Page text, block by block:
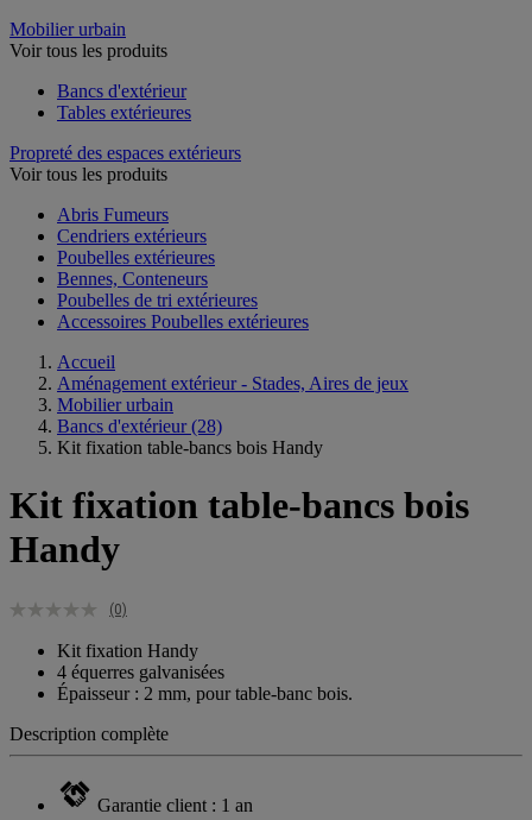
Mobilier urbain
Voir tous les produits
Bancs d'extérieur
Tables extérieures
Propreté des espaces extérieurs
Voir tous les produits
Abris Fumeurs
Cendriers extérieurs
Poubelles extérieures
Bennes, Conteneurs
Poubelles de tri extérieures
Accessoires Poubelles extérieures
Accueil
Aménagement extérieur - Stades, Aires de jeux
Mobilier urbain
Bancs d'extérieur (28)
Kit fixation table-bancs bois Handy
Kit fixation table-bancs bois
Handy
(0)
Kit fixation Handy
4 équerres galvanisées
Épaisseur : 2 mm, pour table-banc bois.
Description complète
Garantie client : 1 an